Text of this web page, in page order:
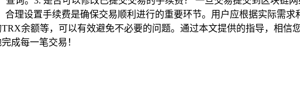
理设置手续费是确保交易顺利进行的重要环节。用户应根据实际需
余额等，可以有效避免不必要的问题。通过本文提供的指导，相信
成每一笔交易！